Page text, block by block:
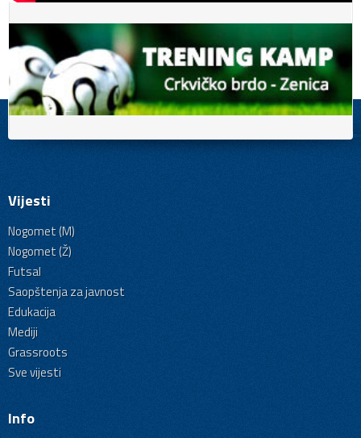
Vijesti
Nogomet (M)
Nogomet (Ž)
Futsal
Saopštenja za javnost
Edukacija
Mediji
Grassroots
Sve vijesti
Info